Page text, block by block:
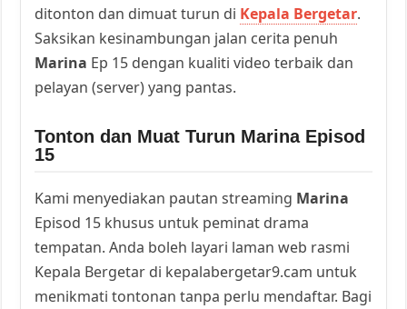
ditonton dan dimuat turun di Kepala Bergetar.
Saksikan kesinambungan jalan cerita penuh
Marina Ep 15 dengan kualiti video terbaik dan
pelayan (server) yang pantas.
Tonton dan Muat Turun Marina Episod
15
Kami menyediakan pautan streaming Marina
Episod 15 khusus untuk peminat drama
tempatan. Anda boleh layari laman web rasmi
Kepala Bergetar di kepalabergetar9.cam untuk
menikmati tontonan tanpa perlu mendaftar. Bagi